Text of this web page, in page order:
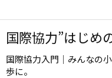
国際協力”はじめ
国際協力入門｜みんなの
歩に。